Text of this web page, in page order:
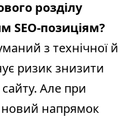
розділу
SEO-позиціям?
з технічної й
ризик знизити
Але при
новий напрямок